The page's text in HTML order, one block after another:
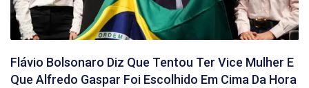
Flávio Bolsonaro Diz Que Tentou Ter Vice Mulher E
Que Alfredo Gaspar Foi Escolhido Em Cima Da Hora